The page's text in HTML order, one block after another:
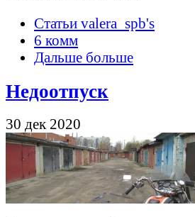
Статьи valera_spb's
6 комм
Дальше больше
Недоотпуск
30 дек 2020